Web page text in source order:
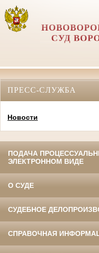
СУД
ПРЕСС-СЛУЖБА
Новости
ПОДАЧА
ЭЛЕКТРОННОМ ВИДЕ
О СУДЕ
СУДЕБНОЕ
СПРАВОЧНАЯ